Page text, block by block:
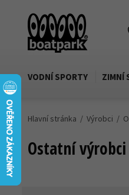
VODNÍ SPORTY ZIMNÍ
Hlavní stránka Výrobci
Ostatní výrobci